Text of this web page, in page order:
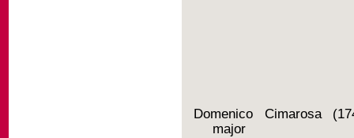
Domenico Cimarosa
major